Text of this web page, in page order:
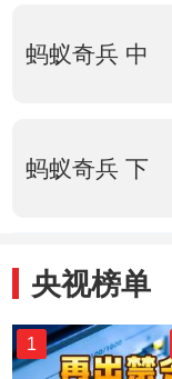
蚂蚁奇兵 中
蚂蚁奇兵 下
央视榜单
1